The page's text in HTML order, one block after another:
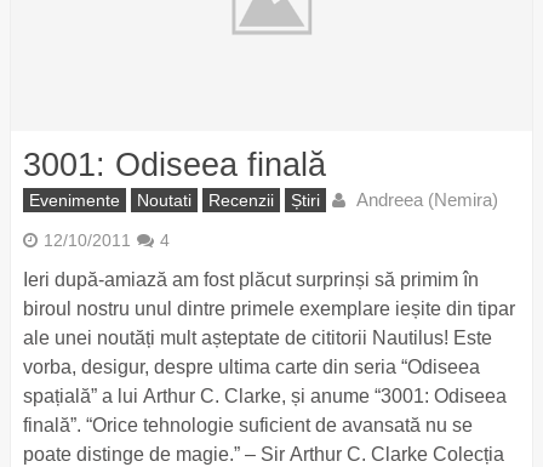
3001: Odiseea finală
Evenimente Noutati Recenzii Știri Andreea (Nemira)
12/10/2011 4
Ieri după-amiază am fost plăcut surprinși să primim în
biroul nostru unul dintre primele exemplare ieșite din tipar
ale unei noutăți mult așteptate de cititorii Nautilus! Este
vorba, desigur, despre ultima carte din seria “Odiseea
spațială” a lui Arthur C. Clarke, și anume “3001: Odiseea
finală”. “Orice tehnologie suficient de avansată nu se
poate distinge de magie.” – Sir Arthur C. Clarke Colecția